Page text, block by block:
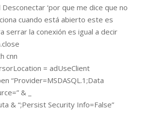
Desconectar ‘por que me dice que no
cuando está abierto este es
serrar la conexión es igual a decir
cnn
= adUseClient
“Provider=MSDASQL.1;Data
& _
& “;Persist Security Info=False”